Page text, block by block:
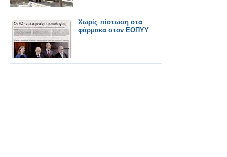
Χωρίς πίστωση στα
φάρμακα στον ΕΟΠΥΥ